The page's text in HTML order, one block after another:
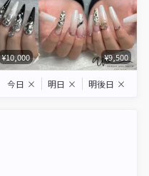
¥10,000 ¥9,500
今日 × 明日 × 明後日 ×